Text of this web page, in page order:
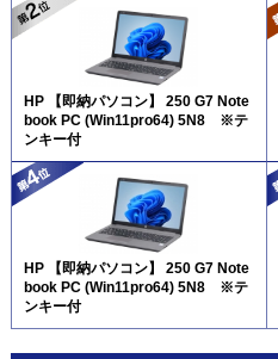
HP 【即納パソコン】 250 G7 Note
book PC (Win11pro64) 5N8 ※テ
ンキー付
HP 【即納パソコン】 250 G7 Note
book PC (Win11pro64) 5N8 ※テ
ンキー付